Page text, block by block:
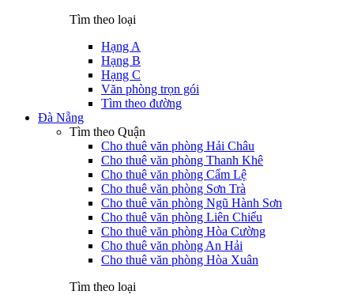
Tìm theo loại
Hạng A
Hạng B
Hạng C
Văn phòng trọn gói
Tìm theo đường
Đà Nẵng
Tìm theo Quận
Cho thuê văn phòng Hải Châu
Cho thuê văn phòng Thanh Khê
Cho thuê văn phòng Cẩm Lệ
Cho thuê văn phòng Sơn Trà
Cho thuê văn phòng Ngũ Hành Sơn
Cho thuê văn phòng Liên Chiểu
Cho thuê văn phòng Hòa Cường
Cho thuê văn phòng An Hải
Cho thuê văn phòng Hòa Xuân
Tìm theo loại